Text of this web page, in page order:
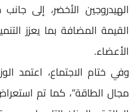
الهيدروجين الأخضر، إلى
القيمة المضافة بما يعزز
الأعضاء.
وفي ختام الاجتماع، اعتمد
مجال الطاقة”، كما تم